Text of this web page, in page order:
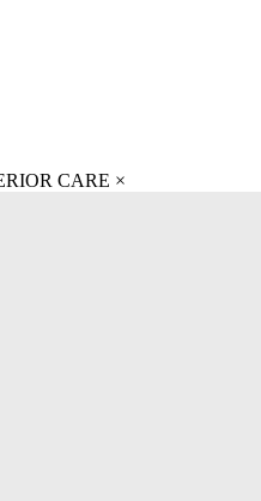
CARE ×